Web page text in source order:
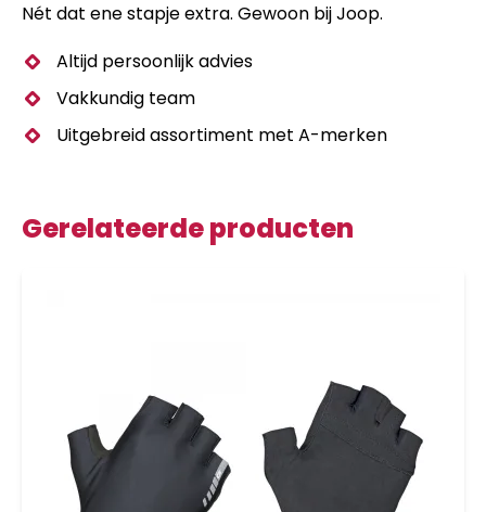
Nét dat ene stapje extra. Gewoon bij Joop.
Altijd persoonlijk advies
Vakkundig team
Uitgebreid assortiment met A-merken
Gerelateerde producten